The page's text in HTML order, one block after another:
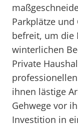
Parkplätze
befreit, um die
winterlichen
Private
ihnen lästige
Gehwege vor
Investition in